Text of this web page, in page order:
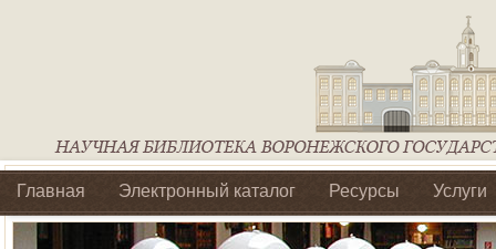
Главная Электронный каталог Ресурсы Услуги
Библиотеки регионального отделения Ассоциации